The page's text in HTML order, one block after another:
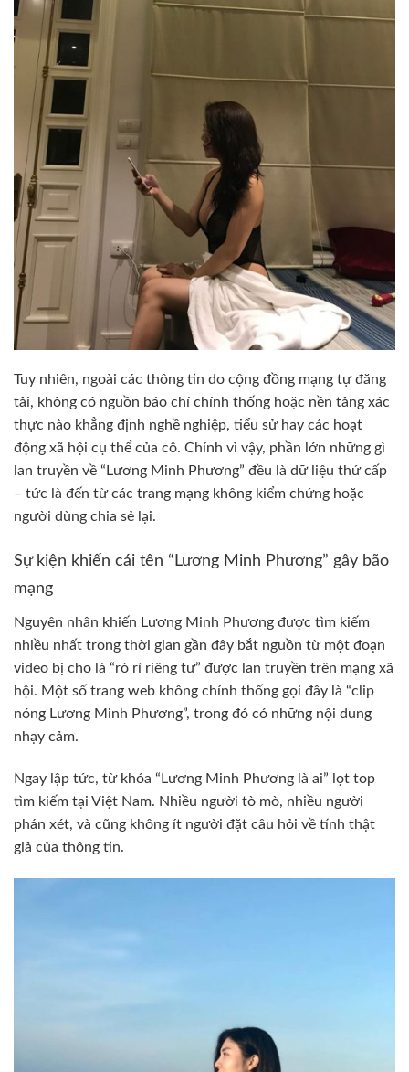
Tuy nhiên, ngoài các thông tin do cộng đồng mạng tự đăng
tải, không có nguồn báo chí chính thống hoặc nền tảng xác
thực nào khẳng định nghề nghiệp, tiểu sử hay các hoạt
động xã hội cụ thể của cô. Chính vì vậy, phần lớn những gì
lan truyền về “Lương Minh Phương” đều là dữ liệu thứ cấp
– tức là đến từ các trang mạng không kiểm chứng hoặc
người dùng chia sẻ lại.
Sự kiện khiến cái tên “Lương Minh Phương” gây bão
mạng
Nguyên nhân khiến Lương Minh Phương được tìm kiếm
nhiều nhất trong thời gian gần đây bắt nguồn từ một đoạn
video bị cho là “rò rỉ riêng tư” được lan truyền trên mạng xã
hội. Một số trang web không chính thống gọi đây là “clip
nóng Lương Minh Phương”, trong đó có những nội dung
nhạy cảm.
Ngay lập tức, từ khóa “Lương Minh Phương là ai” lọt top
tìm kiếm tại Việt Nam. Nhiều người tò mò, nhiều người
phán xét, và cũng không ít người đặt câu hỏi về tính thật
giả của thông tin.